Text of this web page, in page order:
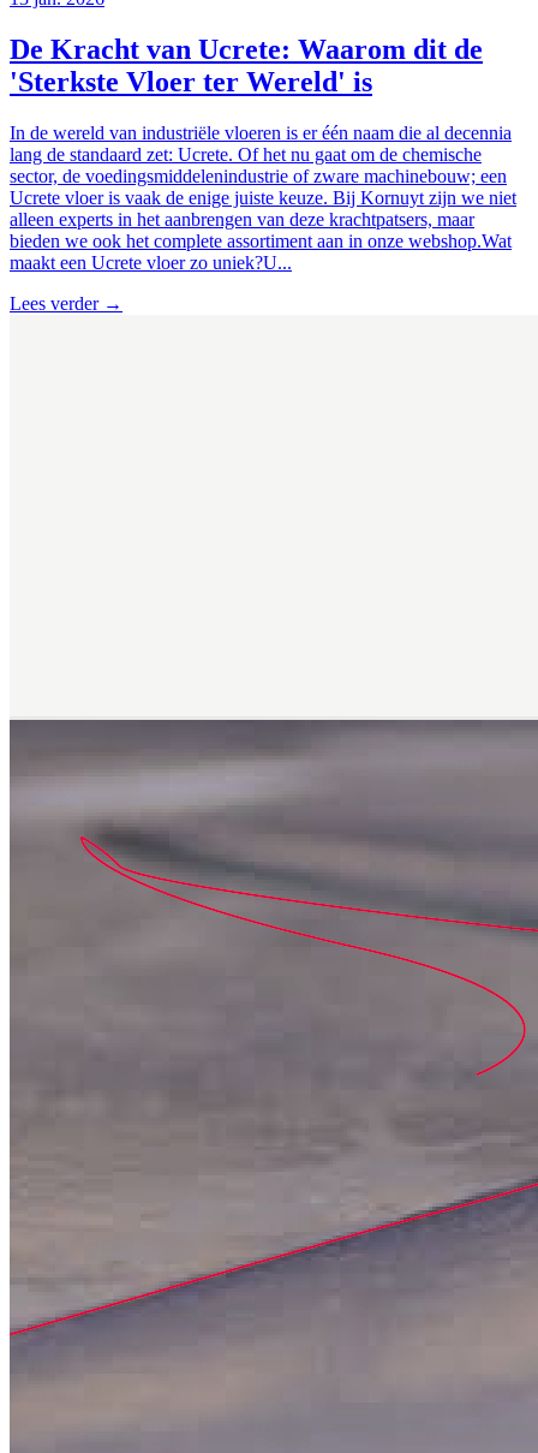
De Kracht van Ucrete: Waarom dit de
'Sterkste Vloer ter Wereld' is
In de wereld van industriële vloeren is er één naam die al decennia
lang de standaard zet: Ucrete. Of het nu gaat om de chemische
sector, de voedingsmiddelenindustrie of zware machinebouw; een
Ucrete vloer is vaak de enige juiste keuze. Bij Kornuyt zijn we niet
alleen experts in het aanbrengen van deze krachtpatsers, maar
bieden we ook het complete assortiment aan in onze webshop.Wat
maakt een Ucrete vloer zo uniek?U...
Lees verder →